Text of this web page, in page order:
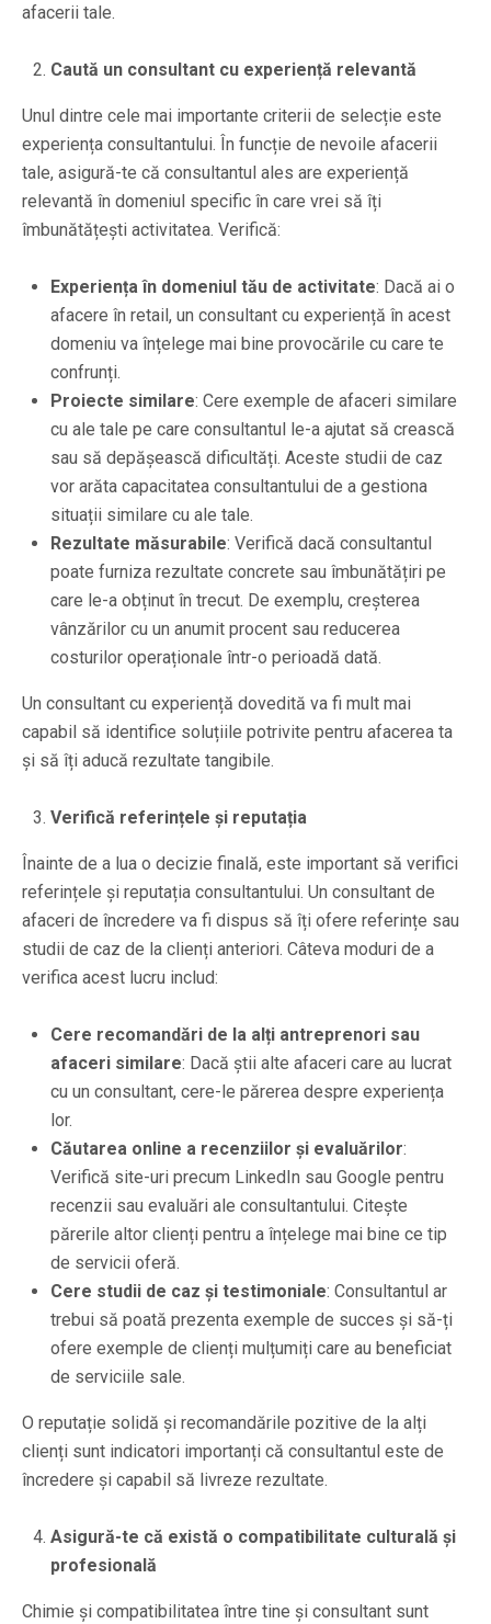
afacerii tale.
Caută un consultant cu experiență relevantă
Unul dintre cele mai importante criterii de selecție este
experiența consultantului. În funcție de nevoile afacerii
tale, asigură-te că consultantul ales are experiență
relevantă în domeniul specific în care vrei să îți
îmbunătățești activitatea. Verifică:
Experiența în domeniul tău de activitate: Dacă ai o
afacere în retail, un consultant cu experiență în acest
domeniu va înțelege mai bine provocările cu care te
confrunți.
Proiecte similare: Cere exemple de afaceri similare
cu ale tale pe care consultantul le-a ajutat să crească
sau să depășească dificultăți. Aceste studii de caz
vor arăta capacitatea consultantului de a gestiona
situații similare cu ale tale.
Rezultate măsurabile: Verifică dacă consultantul
poate furniza rezultate concrete sau îmbunătățiri pe
care le-a obținut în trecut. De exemplu, creșterea
vânzărilor cu un anumit procent sau reducerea
costurilor operaționale într-o perioadă dată.
Un consultant cu experiență dovedită va fi mult mai
capabil să identifice soluțiile potrivite pentru afacerea ta
și să îți aducă rezultate tangibile.
Verifică referințele și reputația
Înainte de a lua o decizie finală, este important să verifici
referințele și reputația consultantului. Un consultant de
afaceri de încredere va fi dispus să îți ofere referințe sau
studii de caz de la clienți anteriori. Câteva moduri de a
verifica acest lucru includ:
Cere recomandări de la alți antreprenori sau
afaceri similare: Dacă știi alte afaceri care au lucrat
cu un consultant, cere-le părerea despre experiența
lor.
Căutarea online a recenziilor și evaluărilor:
Verifică site-uri precum LinkedIn sau Google pentru
recenzii sau evaluări ale consultantului. Citește
părerile altor clienți pentru a înțelege mai bine ce tip
de servicii oferă.
Cere studii de caz și testimoniale: Consultantul ar
trebui să poată prezenta exemple de succes și să-ți
ofere exemple de clienți mulțumiți care au beneficiat
de serviciile sale.
O reputație solidă și recomandările pozitive de la alți
clienți sunt indicatori importanți că consultantul este de
încredere și capabil să livreze rezultate.
Asigură-te că există o compatibilitate culturală și
profesională
Chimie și compatibilitatea între tine și consultant sunt